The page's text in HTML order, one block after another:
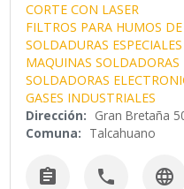
CORTE CON LASER
FILTROS PARA HUMOS
SOLDADURAS ESPECIALES
MAQUINAS SOLDADORAS
SOLDADORAS
GASES INDUSTRIALES
Dirección: Gran Bretaña
Comuna: Talcahuano
  